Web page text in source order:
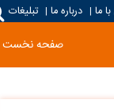
ما | درباره ما | تبلیغات
صفحه نخست